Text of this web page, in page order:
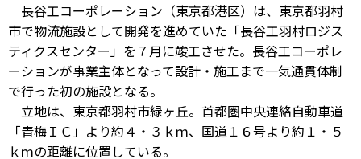
長谷工コーポレーション（東京都港区）は、東京都羽村
市で物流施設として開発を進めていた「長谷工羽村ロジス
ティクスセンター」を７月に竣工させた。長谷工コーポレ
ーションが事業主体となって設計・施工まで一気通貫体制
で行った初の施設となる。
立地は、東京都羽村市緑ヶ丘。首都圏中央連絡自動車道
「青梅ＩＣ」より約４・３ｋｍ、国道１６号より約１・５
ｋｍの距離に位置している。